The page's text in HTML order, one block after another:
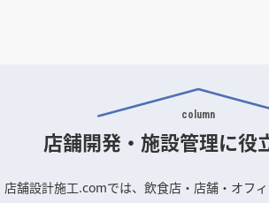
店舗デザインのお悩みや疑問を
専門家に質問できるQ&A掲示板